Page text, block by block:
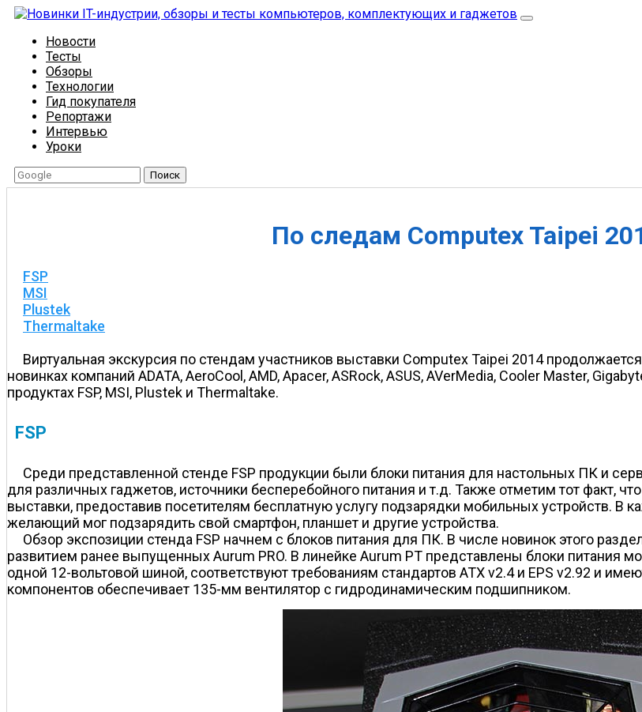
Новости
Тесты
Обзоры
Технологии
Гид покупателя
Репортажи
Интервью
Уроки
Поиск
По следам Computex Taipei
FSP
MSI
Plustek
Thermaltake
Виртуальная экскурсия по стендам участников выставки Computex Taipei 2014
новинках компаний ADATA, AeroCool, AMD, Apacer, ASRock, ASUS, AVerMedia, Cooler Master,
продуктах FSP, MSI, Plustek и Thermaltake.
FSP
Среди представленной стенде FSP продукции были блоки питания для настольных ПК и
для различных гаджетов, источники бесперебойного питания и т.д. Также отметим тот факт,
выставки, предоставив посетителям бесплатную услугу подзарядки мобильных устройств.
желающий мог подзарядить свой смартфон, планшет и другие устройства.
Обзор экспозиции стенда FSP начнем с блоков питания для ПК. В числе новинок этого
развитием ранее выпущенных Aurum PRO. В линейке Aurum PT представлены блоки питания
одной 12-вольтовой шиной, соответствуют требованиям стандартов ATX v2.4 и EPS v2.92 и
компонентов обеспечивает 135-мм вентилятор с гидродинамическим подшипником.